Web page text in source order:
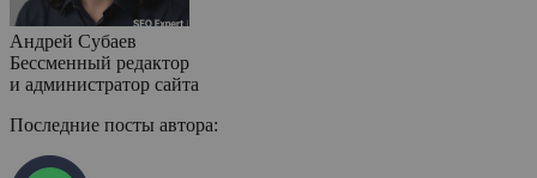
Андрей Субаев
Бессменный редактор
и администратор сайта
Последние посты автора: